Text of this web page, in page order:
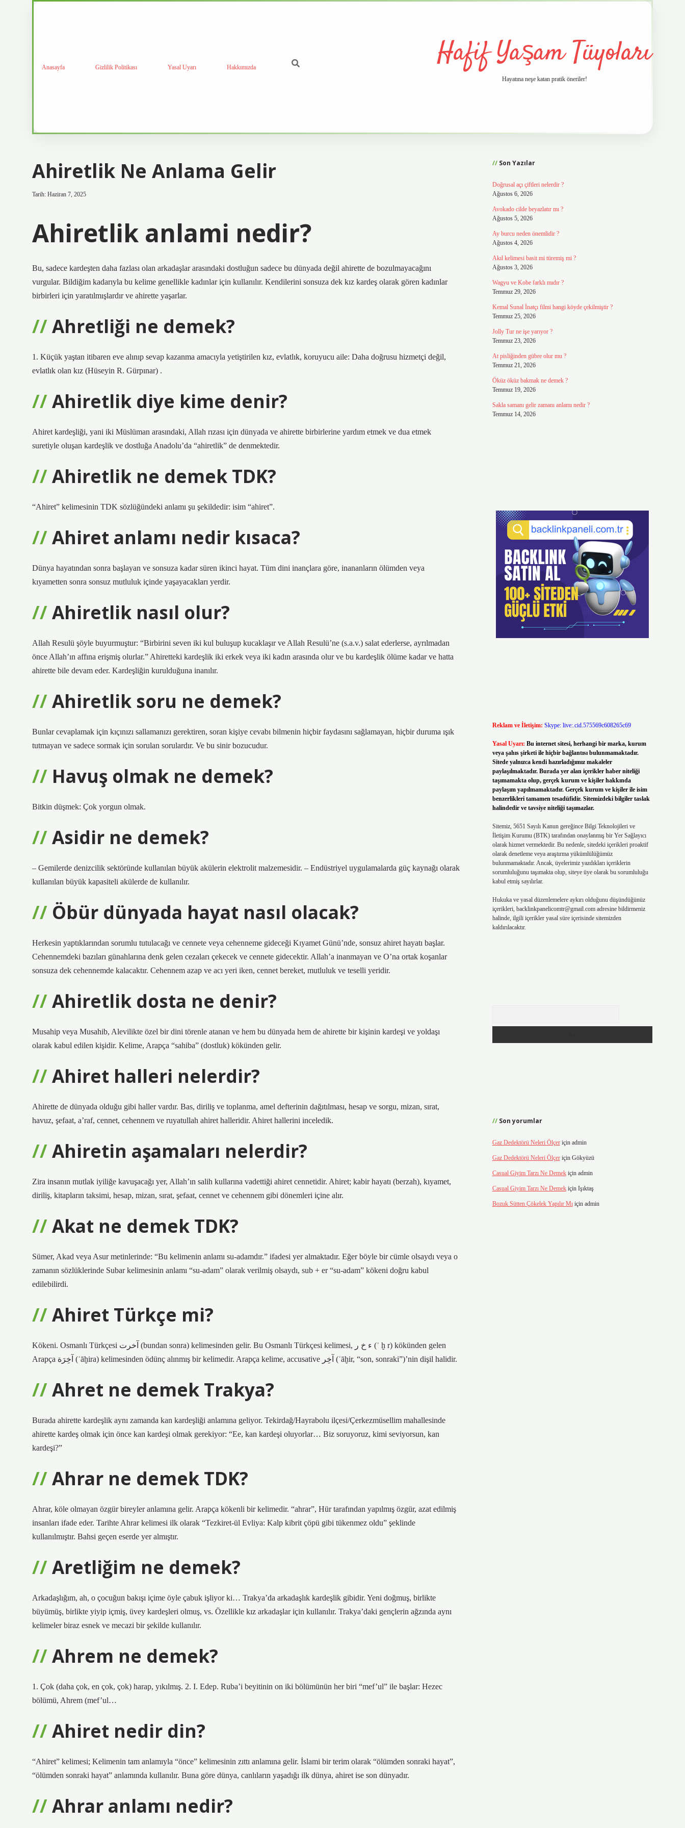
Anasayfa Gizlilik Politikası Yasal Uyarı Hakkımızda Hafif Yaşam Tüyoları
Hayatına neşe katan pratik öneriler!
Ahiretlik Ne Anlama Gelir
Tarih: Haziran 7, 2025
Ahiretlik anlami nedir?
Bu, sadece kardeşten daha fazlası olan arkadaşlar arasındaki dostluğun sadece bu dünyada değil ahirette de bozulmayacağını
vurgular. Bildiğim kadarıyla bu kelime genellikle kadınlar için kullanılır. Kendilerini sonsuza dek kız kardeş olarak gören kadınlar
birbirleri için yaratılmışlardır ve ahirette yaşarlar.
Ahretliği ne demek?
1. Küçük yaştan itibaren eve alınıp sevap kazanma amacıyla yetiştirilen kız, evlatlık, koruyucu aile: Daha doğrusu hizmetçi değil,
evlatlık olan kız (Hüseyin R. Gürpınar) .
Ahiretlik diye kime denir?
Ahiret kardeşliği, yani iki Müslüman arasındaki, Allah rızası için dünyada ve ahirette birbirlerine yardım etmek ve dua etmek
suretiyle oluşan kardeşlik ve dostluğa Anadolu’da “ahiretlik” de denmektedir.
Ahiretlik ne demek TDK?
“Ahiret” kelimesinin TDK sözlüğündeki anlamı şu şekildedir: isim “ahiret”.
Ahiret anlamı nedir kısaca?
Dünya hayatından sonra başlayan ve sonsuza kadar süren ikinci hayat. Tüm dini inançlara göre, inananların ölümden veya
kıyametten sonra sonsuz mutluluk içinde yaşayacakları yerdir.
Ahiretlik nasıl olur?
Allah Resulü şöyle buyurmuştur: “Birbirini seven iki kul buluşup kucaklaşır ve Allah Resulü’ne (s.a.v.) salat ederlerse, ayrılmadan
önce Allah’ın affına erişmiş olurlar.” Ahiretteki kardeşlik iki erkek veya iki kadın arasında olur ve bu kardeşlik ölüme kadar ve hatta
ahirette bile devam eder. Kardeşliğin kurulduğuna inanılır.
Ahiretlik soru ne demek?
Bunlar cevaplamak için kıçınızı sallamanızı gerektiren, soran kişiye cevabı bilmenin hiçbir faydasını sağlamayan, hiçbir duruma ışık
tutmayan ve sadece sormak için sorulan sorulardır. Ve bu sinir bozucudur.
Havuş olmak ne demek?
Bitkin düşmek: Çok yorgun olmak.
Asidir ne demek?
– Gemilerde denizcilik sektöründe kullanılan büyük akülerin elektrolit malzemesidir. – Endüstriyel uygulamalarda güç kaynağı olarak
kullanılan büyük kapasiteli akülerde de kullanılır.
Öbür dünyada hayat nasıl olacak?
Herkesin yaptıklarından sorumlu tutulacağı ve cennete veya cehenneme gideceği Kıyamet Günü’nde, sonsuz ahiret hayatı başlar.
Cehennemdeki bazıları günahlarına denk gelen cezaları çekecek ve cennete gidecektir. Allah’a inanmayan ve O’na ortak koşanlar
sonsuza dek cehennemde kalacaktır. Cehennem azap ve acı yeri iken, cennet bereket, mutluluk ve teselli yeridir.
Ahiretlik dosta ne denir?
Musahip veya Musahib, Alevilikte özel bir dini törenle atanan ve hem bu dünyada hem de ahirette bir kişinin kardeşi ve yoldaşı
olarak kabul edilen kişidir. Kelime, Arapça “sahiba” (dostluk) kökünden gelir.
Ahiret halleri nelerdir?
Ahirette de dünyada olduğu gibi haller vardır. Bas, diriliş ve toplanma, amel defterinin dağıtılması, hesap ve sorgu, mizan, sırat,
havuz, şefaat, a’raf, cennet, cehennem ve ruyatullah ahiret halleridir. Ahiret hallerini inceledik.
Ahiretin aşamaları nelerdir?
Zira insanın mutlak iyiliğe kavuşacağı yer, Allah’ın salih kullarına vadettiği ahiret cennetidir. Ahiret; kabir hayatı (berzah), kıyamet,
diriliş, kitapların taksimi, hesap, mizan, sırat, şefaat, cennet ve cehennem gibi dönemleri içine alır.
Akat ne demek TDK?
Sümer, Akad veya Asur metinlerinde: “Bu kelimenin anlamı su-adamdır.” ifadesi yer almaktadır. Eğer böyle bir cümle olsaydı veya o
zamanın sözlüklerinde Subar kelimesinin anlamı “su-adam” olarak verilmiş olsaydı, sub + er “su-adam” kökeni doğru kabul
edilebilirdi.
Ahiret Türkçe mi?
Kökeni. Osmanlı Türkçesi آخرت‎ (bundan sonra) kelimesinden gelir. Bu Osmanlı Türkçesi kelimesi, ء خ ر‎ (ʾ ḫ r) kökünden gelen
Arapça آخِرَة‎ (ʾāḫira) kelimesinden ödünç alınmış bir kelimedir. Arapça kelime, accusative آخِر‎ (ʾāḫir, “son, sonraki”)’nin dişil halidir.
Ahret ne demek Trakya?
Burada ahirette kardeşlik aynı zamanda kan kardeşliği anlamına geliyor. Tekirdağ/Hayrabolu ilçesi/Çerkezmüsellim mahallesinde
ahirette kardeş olmak için önce kan kardeşi olmak gerekiyor: “Ee, kan kardeşi oluyorlar… Biz soruyoruz, kimi seviyorsun, kan
kardeşi?”
Ahrar ne demek TDK?
Ahrar, köle olmayan özgür bireyler anlamına gelir. Arapça kökenli bir kelimedir. “ahrar”, Hür tarafından yapılmış özgür, azat edilmiş
insanları ifade eder. Tarihte Ahrar kelimesi ilk olarak “Tezkiret-ül Evliya: Kalp kibrit çöpü gibi tükenmez oldu” şeklinde
kullanılmıştır. Bahsi geçen eserde yer almıştır.
Aretliğim ne demek?
Arkadaşlığım, ah, o çocuğun bakışı içime öyle çabuk işliyor ki… Trakya’da arkadaşlık kardeşlik gibidir. Yeni doğmuş, birlikte
büyümüş, birlikte yiyip içmiş, üvey kardeşleri olmuş, vs. Özellikle kız arkadaşlar için kullanılır. Trakya’daki gençlerin ağzında aynı
kelimeler biraz esnek ve mecazi bir şekilde kullanılır.
Ahrem ne demek?
1. Çok (daha çok, en çok, çok) harap, yıkılmış. 2. I. Edep. Ruba’i beyitinin on iki bölümünün her biri “mef’ul” ile başlar: Hezec
bölümü, Ahrem (mef’ul…
Ahiret nedir din?
“Ahiret” kelimesi; Kelimenin tam anlamıyla “önce” kelimesinin zıttı anlamına gelir. İslami bir terim olarak “ölümden sonraki hayat”,
“ölümden sonraki hayat” anlamında kullanılır. Buna göre dünya, canlıların yaşadığı ilk dünya, ahiret ise son dünyadır.
Ahrar anlamı nedir?
Son Yazılar
Doğrusal açı çiftleri nelerdir ?
Ağustos 6, 2026
Avokado cilde beyazlatır mı ?
Ağustos 5, 2026
Ay burcu neden önemlidir ?
Ağustos 4, 2026
Akıl kelimesi basit mi türemiş mi ?
Ağustos 3, 2026
Wagyu ve Kobe farklı mıdır ?
Temmuz 29, 2026
Kemal Sunal İnatçı filmi hangi köyde çekilmiştir ?
Temmuz 25, 2026
Jolly Tur ne işe yarıyor ?
Temmuz 23, 2026
At pisliğinden gübre olur mu ?
Temmuz 21, 2026
Öküz öküz bakmak ne demek ?
Temmuz 19, 2026
Sakla samanı gelir zamanı anlamı nedir ?
Temmuz 14, 2026
Reklam ve İletişim: Skype: live:.cid.575569c608265c69
Yasal Uyarı: Bu internet sitesi, herhangi bir marka, kurum
veya şahıs şirketi ile hiçbir bağlantısı bulunmamaktadır.
Sitede yalnızca kendi hazırladığımız makaleler
paylaşılmaktadır. Burada yer alan içerikler haber niteliği
taşımamakta olup, gerçek kurum ve kişiler hakkında
paylaşım yapılmamaktadır. Gerçek kurum ve kişiler ile isim
benzerlikleri tamamen tesadüfidir. Sitemizdeki bilgiler taslak
halindedir ve tavsiye niteliği taşımazlar.
Sitemiz, 5651 Sayılı Kanun gereğince Bilgi Teknolojileri ve
İletişim Kurumu (BTK) tarafından onaylanmış bir Yer Sağlayıcı
olarak hizmet vermektedir. Bu nedenle, sitedeki içerikleri proaktif
olarak denetleme veya araştırma yükümlülüğümüz
bulunmamaktadır. Ancak, üyelerimiz yazdıkları içeriklerin
sorumluluğunu taşımakta olup, siteye üye olarak bu sorumluluğu
kabul etmiş sayılırlar.
Hukuka ve yasal düzenlemelere aykırı olduğunu düşündüğünüz
içerikleri, backlinkpanelicomtr@gmail.comadresine bildirmeniz
halinde, ilgili içerikler yasal süre içerisinde sitemizden
kaldırılacaktır.
Son yorumlar
Gaz Dedektörü Neleri Ölçeriçin admin
Gaz Dedektörü Neleri Ölçeriçin Gökyüzü
Casual Giyim Tarzı Ne Demekiçin admin
Casual Giyim Tarzı Ne Demekiçin Işıktaş
Bozuk Sütten Çökelek Yapılır Mıiçin admin